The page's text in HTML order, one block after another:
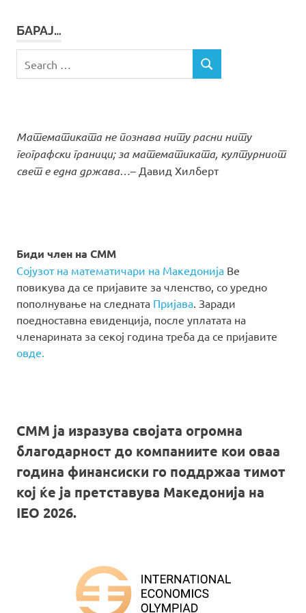
БАРАЈ…
for:
SEARCH
Математиката не познава ниту расни ниту
географски граници; за математиката, културниот
свет е една држава…– Давид Хилберт
Биди член на СММ
Сојузот на математичари на Македонија Ве
повикува да се пријавите за членство, со уредно
пополнување на следната Пријава . Заради
поедноставна евиденција, после уплатата на
членарината за секој година треба да се пријавите
овде.
СММ ја изразува својата огромна
благодарност до компаниите кои оваа
година финансиски го поддржаа тимот
кој ќе ја претставува Македонија на
IEO 2026.